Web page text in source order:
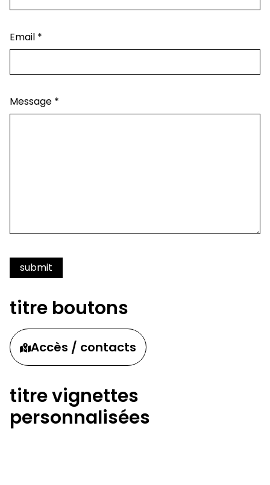
Email *
Message *
titre boutons
Accès / contacts
titre vignettes
personnalisées